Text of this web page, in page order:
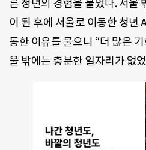
른 청년의 경험을 물었다. 서울
이 된 후에 서울로 이동한 청년
동한 이유를 물으니 “더 많은
울 밖에는 충분한 일자리가 없